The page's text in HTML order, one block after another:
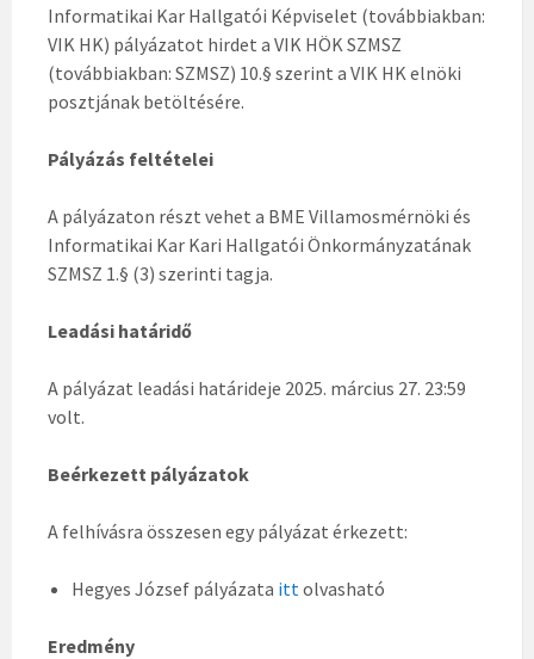
Informatikai Kar Hallgatói Képviselet (továbbiakban:
VIK HK) pályázatot hirdet a VIK HÖK SZMSZ
(továbbiakban: SZMSZ) 10.§ szerint a VIK HK elnöki
posztjának betöltésére.
Pályázás feltételei
A pályázaton részt vehet a BME Villamosmérnöki és
Informatikai Kar Kari Hallgatói Önkormányzatának
SZMSZ 1.§ (3) szerinti tagja.
Leadási határidő
A pályázat leadási határideje 2025. március 27. 23:59
volt.
Beérkezett pályázatok
A felhívásra összesen egy pályázat érkezett:
Hegyes József pályázata itt olvasható
Eredmény